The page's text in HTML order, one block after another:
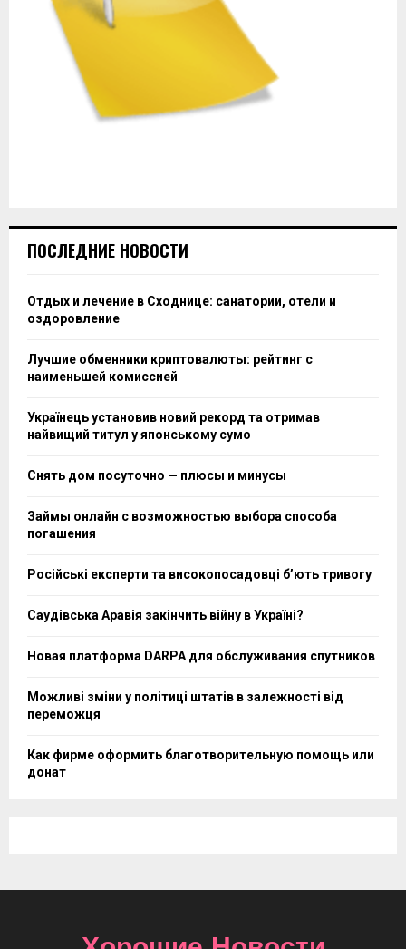
ПОСЛЕДНИЕ НОВОСТИ
Отдых и лечение в Сходнице: санатории, отели и
оздоровление
Лучшие обменники криптовалюты: рейтинг с
наименьшей комиссией
Українець установив новий рекорд та отримав
найвищий титул у японському сумо
Снять дом посуточно — плюсы и минусы
Займы онлайн с возможностью выбора способа
погашения
Російські експерти та високопосадовці бʼють тривогу
Саудівська Аравія закінчить війну в Україні?
Новая платформа DARPA для обслуживания спутников
Можливі зміни у політиці штатів в залежності від
переможця
Как фирме оформить благотворительную помощь или
донат